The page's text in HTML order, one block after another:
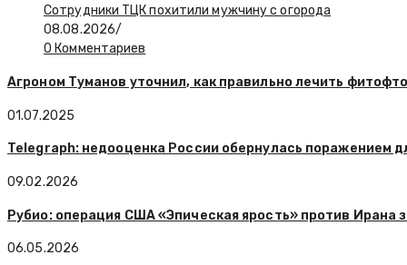
Сотрудники ТЦК похитили мужчину с огорода
08.08.2026/
0 Комментариев
Агроном Туманов уточнил, как правильно лечить
01.07.2025
Telegraph: недооценка России обернулась поражением
09.02.2026
Рубио: операция США «Эпическая ярость» против Ирана
06.05.2026